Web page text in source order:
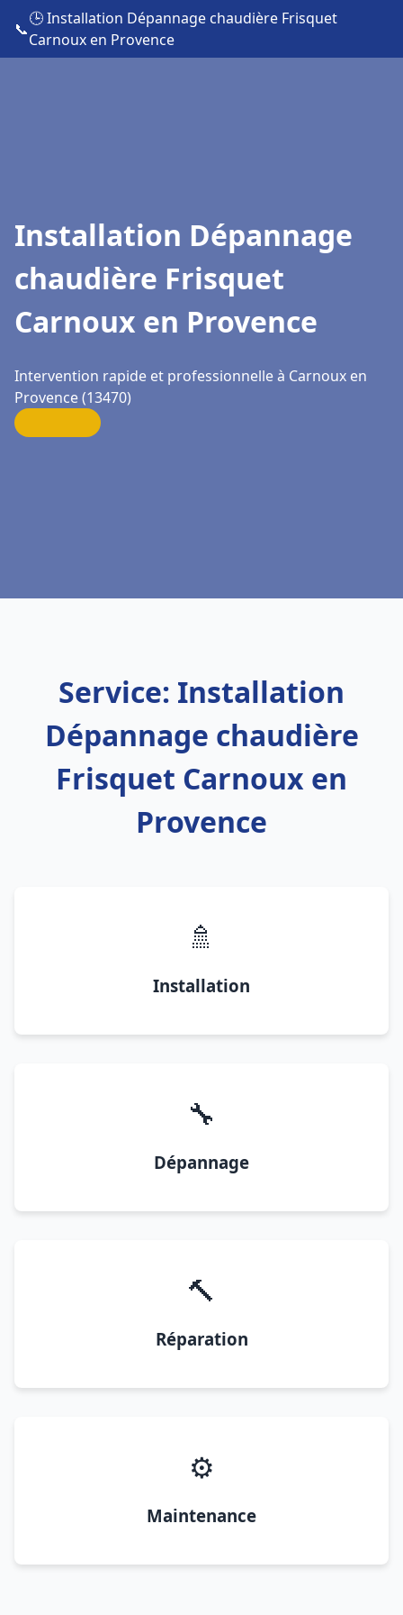
📞
🕒 Installation Dépannage chaudière Frisquet
Carnoux en Provence
Installation Dépannage
chaudière Frisquet
Carnoux en Provence
Intervention rapide et professionnelle à Carnoux en
Provence (13470)
Service: Installation
Dépannage chaudière
Frisquet Carnoux en
Provence
🚿
Installation
🔧
Dépannage
🔨
Réparation
⚙️
Maintenance